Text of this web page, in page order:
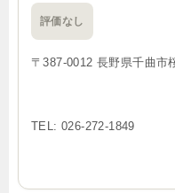
評価なし
〒387-0012 長野県千曲市
TEL: 026-272-1849